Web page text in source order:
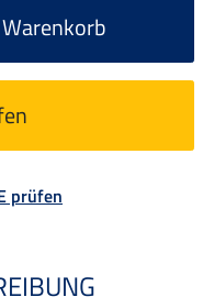
prüfen